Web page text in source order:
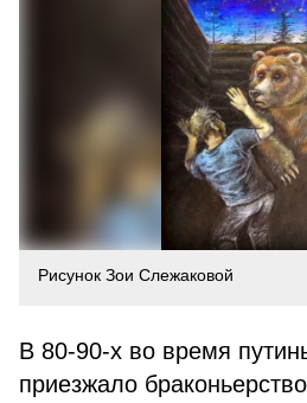
Рисунок Зои Слежаковой
В 80-90-х во время
приезжало